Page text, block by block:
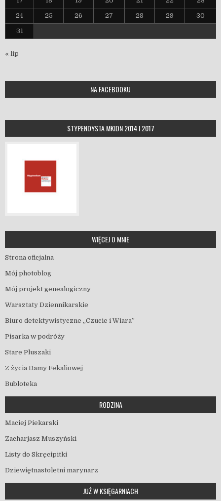
24 25 26 27 28 29 30
31
« lip
NA FACEBOOKU
STYPENDYSTA MKIDN 2014 I 2017
WIĘCEJ O MNIE
Strona oficjalna
Mój photoblog
Mój projekt genealogiczny
Warsztaty Dziennikarskie
Biuro detektywistyczne „Czucie i Wiara”
Pisarka w podróży
Stare Pluszaki
Z życia Damy Fekaliowej
Bubloteka
RODZINA
Maciej Piekarski
Zacharjasz Muszyński
Listy do Skręcipitki
Dziewiętnastoletni marynarz
JUŻ W KSIĘGARNIACH